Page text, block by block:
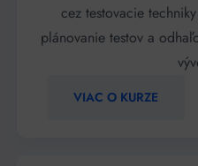
cez testovacie
plánovanie testov a
VIAC O KURZE